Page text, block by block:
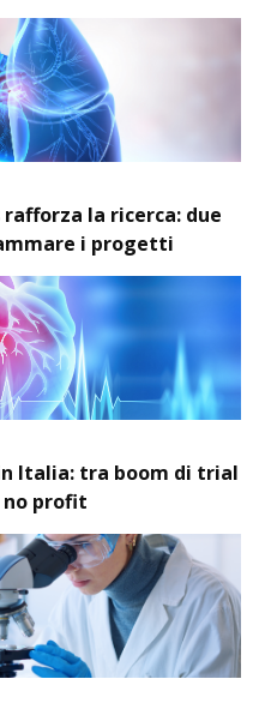
la ricerca: due
i progetti
Italia: tra boom di trial
profit